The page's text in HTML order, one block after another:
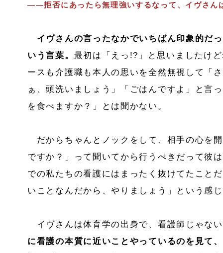
――拒否にあったら無理強いするなって、イヴさん
イヴさんの言ったなかでいちばん印象的だ
いう言葉。 最初は「えっ!?」と思いましたけ
ースも介護職も本人の思いを全然無視して「
ぁ、頭洗いましょう」「ごはんですよ」と言
を食べますか？」とは聞かない。
だからちゃんとノックをして、相手の心を
ですか？」って聞いてから行うべきだって彼
での私たちの看護にはまったく抜けてたこと
いことなんだから、やりましょう」という感
イヴさんは体育学の出身で、看護師じゃな
に看護の本質に近いことやっているのを見て